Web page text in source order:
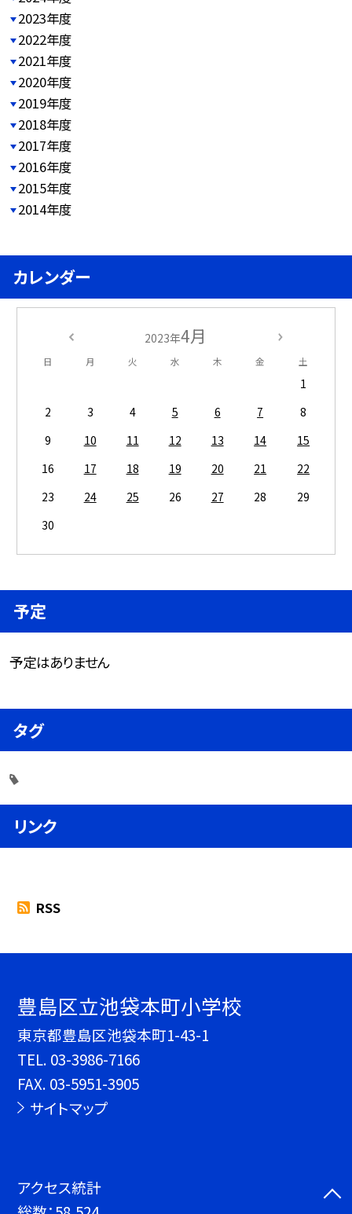
2023年度
2022年度
2021年度
2020年度
2019年度
2018年度
2017年度
2016年度
2015年度
2014年度
カレンダー
2023年4月
日 月 火 水 木 金 土
1
2
3 4 5 6 7
8
9
10 11 12 13 14
15
16
17 18 19 20 21
22
23
24 25 26 27 28
29
30
予定
予定はありません
タグ
リンク
RSS
豊島区立池袋本町小学校
東京都豊島区池袋本町1-43-1
TEL. 03-3986-7166
FAX. 03-5951-3905
サイトマップ
アクセス統計